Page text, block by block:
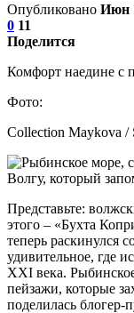
Опубликовано Июн
0 11
Поделится
Комфорт наедине с
Фото:
Collection Maykova /
Представьте:
этого – «Бухта
теперь раскинулся
удивительное, где
XXI века.
пейзажи, которые
поделилась